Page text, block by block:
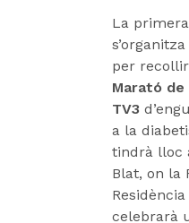
La
per
Marató de
TV3
a la
tindrà lloc
Blat, on la
celebrarà